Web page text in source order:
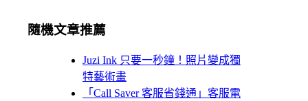
隨機文章推薦
Juzi Ink 只要一秒鐘！照片變成獨
特藝術畫
「Call Saver 客服省錢通」客服電